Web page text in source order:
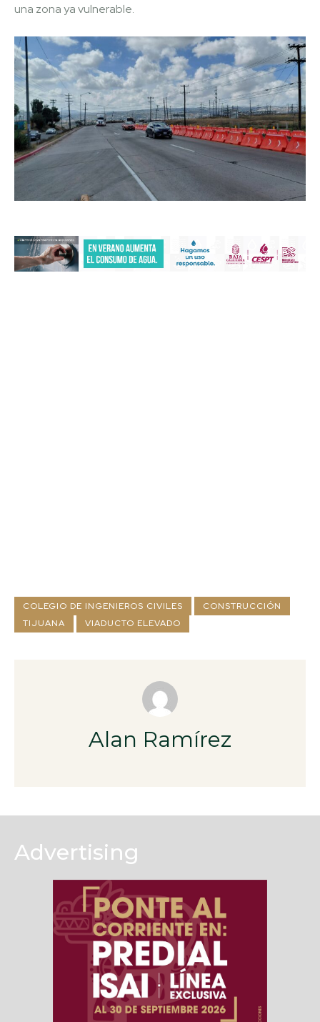
una zona ya vulnerable.
COLEGIO DE INGENIEROS CIVILES
CONSTRUCCIÓN
TIJUANA
VIADUCTO ELEVADO
Alan Ramírez
Advertising